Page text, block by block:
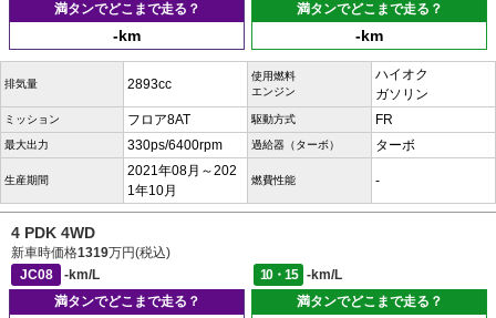
満タンでどこまで走る？
-km
満タンでどこまで走る？
-km
排気量 2893cc
使用燃料
エンジン
ハイオク
ガソリン
ミッション フロア8AT 駆動方式 FR
最大出力 330ps/6400rpm 過給器（ターボ） ターボ
生産期間
2021年08月～202
1年10月
燃費性能 -
4 PDK 4WD
新車時価格1319万円(税込)
JC08
-km/L 10・15
-km/L
満タンでどこまで走る？
満タンでどこまで走る？